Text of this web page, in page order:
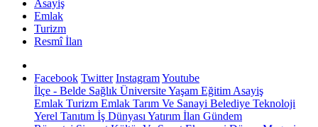
Asayiş
Emlak
Turizm
Resmî İlan
Facebook Twitter InstagramYoutube
İlçe - Belde Sağlık ÜniversiteYaşam Eğitim Asayiş
Emlak Turizm Emlak Tarım Ve Sanayi Belediye Teknoloji
Yerel Tanıtım İş Dünyası Yatırım İlan Gündem